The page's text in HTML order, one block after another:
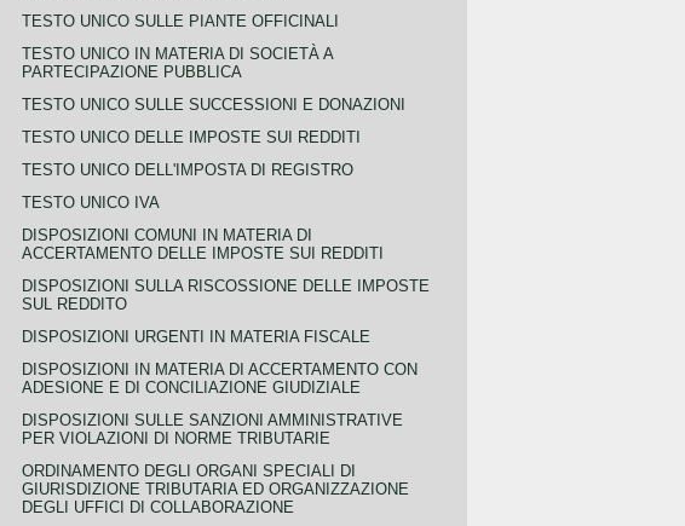
TESTO UNICO SULLE PIANTE OFFICINALI
TESTO UNICO IN MATERIA DI SOCIETÀ A
PARTECIPAZIONE PUBBLICA
TESTO UNICO SULLE SUCCESSIONI E DONAZIONI
TESTO UNICO DELLE IMPOSTE SUI REDDITI
TESTO UNICO DELL'IMPOSTA DI REGISTRO
TESTO UNICO IVA
DISPOSIZIONI COMUNI IN MATERIA DI
ACCERTAMENTO DELLE IMPOSTE SUI REDDITI
DISPOSIZIONI SULLA RISCOSSIONE DELLE IMPOSTE
SUL REDDITO
DISPOSIZIONI URGENTI IN MATERIA FISCALE
DISPOSIZIONI IN MATERIA DI ACCERTAMENTO CON
ADESIONE E DI CONCILIAZIONE GIUDIZIALE
DISPOSIZIONI SULLE SANZIONI AMMINISTRATIVE
PER VIOLAZIONI DI NORME TRIBUTARIE
ORDINAMENTO DEGLI ORGANI SPECIALI DI
GIURISDIZIONE TRIBUTARIA ED ORGANIZZAZIONE
DEGLI UFFICI DI COLLABORAZIONE